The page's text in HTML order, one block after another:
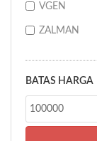
VGEN
ZALMAN
BATAS HARGA